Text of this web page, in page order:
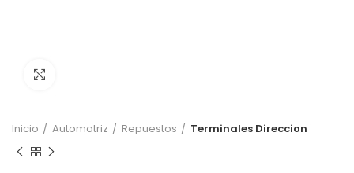
Inicio Automotriz Repuestos Terminales Direccion